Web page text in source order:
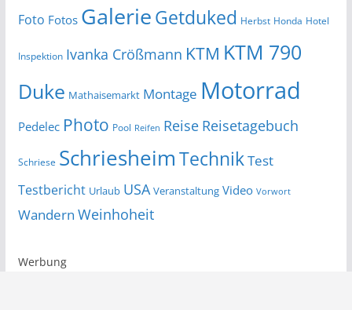
Foto Fotos GalerieGetduked Herbst Honda Hotel
Inspektion Ivanka Crößmann KTM KTM 790
Duke Mathaisemarkt Montage Motorrad
Pedelec Photo Pool Reifen Reise Reisetagebuch
Schriese SchriesheimTechnikTest
Testbericht Urlaub USA Veranstaltung Video Vorwort
Wandern Weinhoheit
Werbung